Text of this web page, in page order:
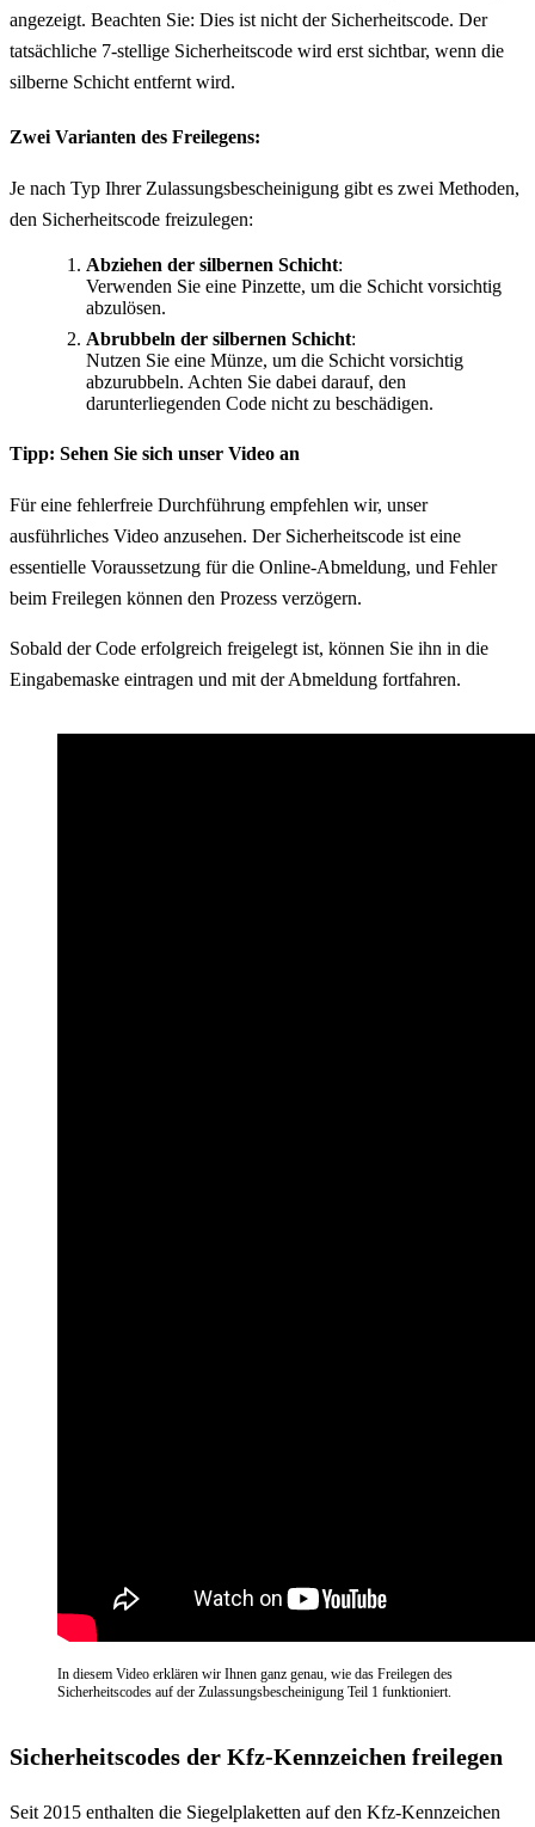
angezeigt. Beachten Sie: Dies ist nicht der Sicherheitscode. Der
tatsächliche 7-stellige Sicherheitscode wird erst sichtbar, wenn die
silberne Schicht entfernt wird.
Zwei Varianten des Freilegens:
Je nach Typ Ihrer Zulassungsbescheinigung gibt es zwei Methoden,
den Sicherheitscode freizulegen:
Abziehen der silbernen Schicht:
Verwenden Sie eine Pinzette, um die Schicht vorsichtig
abzulösen.
Abrubbeln der silbernen Schicht:
Nutzen Sie eine Münze, um die Schicht vorsichtig
abzurubbeln. Achten Sie dabei darauf, den
darunterliegenden Code nicht zu beschädigen.
Tipp: Sehen Sie sich unser Video an
Für eine fehlerfreie Durchführung empfehlen wir, unser
ausführliches Video anzusehen. Der Sicherheitscode ist eine
essentielle Voraussetzung für die Online-Abmeldung, und Fehler
beim Freilegen können den Prozess verzögern.
Sobald der Code erfolgreich freigelegt ist, können Sie ihn in die
Eingabemaske eintragen und mit der Abmeldung fortfahren.
In diesem Video erklären wir Ihnen ganz genau, wie das Freilegen des
Sicherheitscodes auf der Zulassungsbescheinigung Teil 1 funktioniert.
Sicherheitscodes der Kfz-Kennzeichen freilegen
Seit 2015 enthalten die Siegelplaketten auf den Kfz-Kennzeichen